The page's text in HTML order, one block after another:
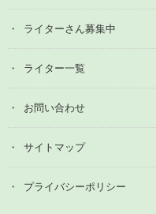
ライターさん募集中
ライター一覧
お問い合わせ
サイトマップ
プライバシーポリシー